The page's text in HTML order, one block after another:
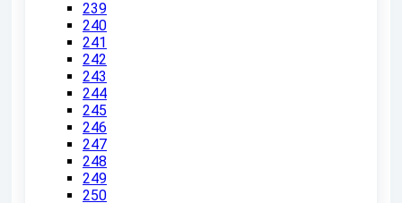
239
240
241
242
243
244
245
246
247
248
249
250